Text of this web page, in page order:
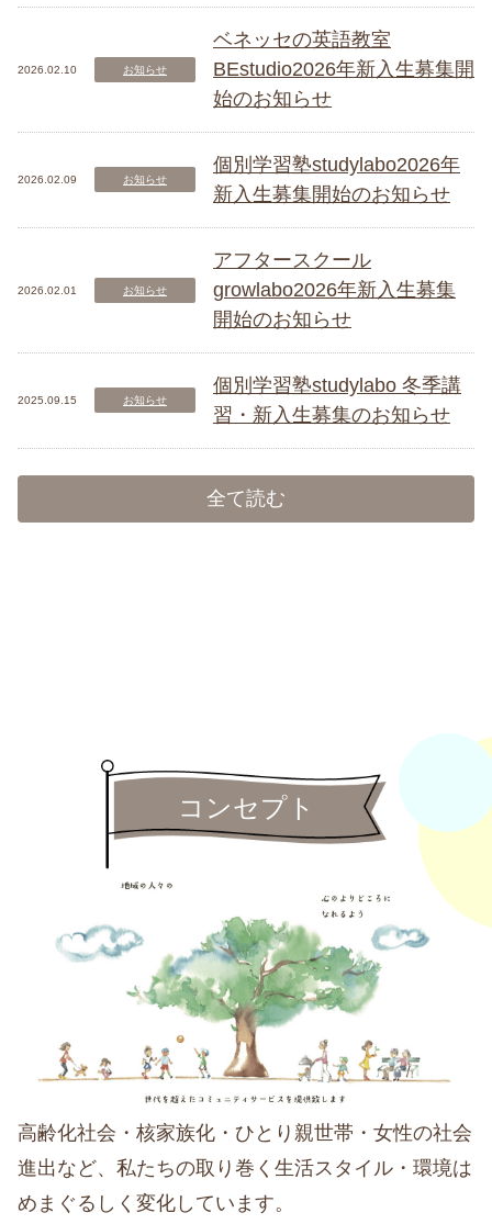
2026.02.10 お知らせ
ベネッセの英語教室
BEstudio2026年新入生募集開
始のお知らせ
2026.02.09 お知らせ
個別学習塾studylabo2026年
新入生募集開始のお知らせ
2026.02.01 お知らせ
アフタースクール
growlabo2026年新入生募集
開始のお知らせ
2025.09.15 お知らせ
個別学習塾studylabo 冬季講
習・新入生募集のお知らせ
全て読む
コンセプト
高齢化社会・核家族化・ひとり親世帯・女性の社会
進出など、私たちの取り巻く生活スタイル・環境は
めまぐるしく変化しています。